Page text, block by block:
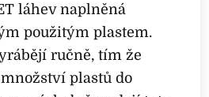
láhev naplněná
použitým plastem.
ručně, tím že
plastů do